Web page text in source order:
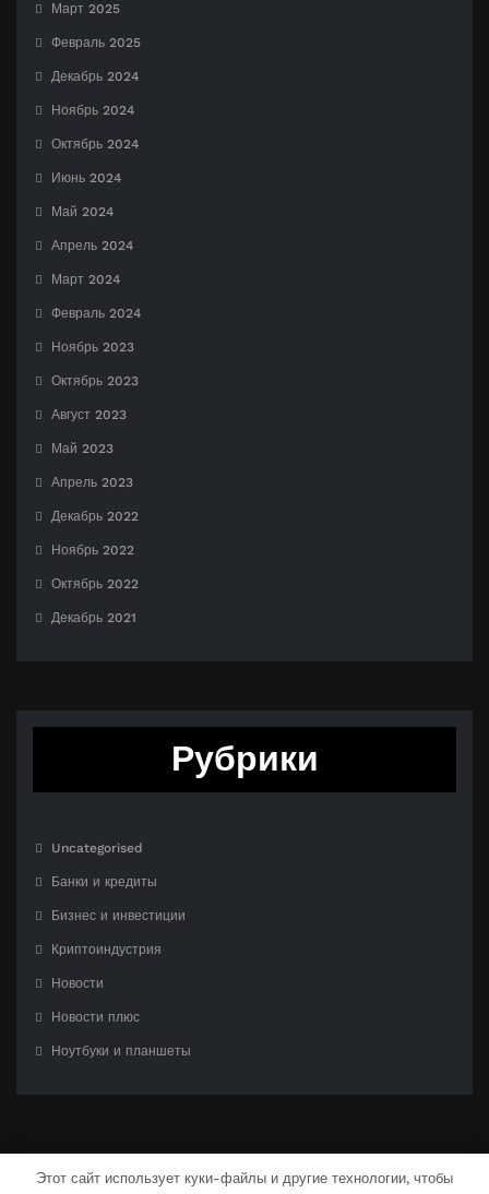
Март 2025
Февраль 2025
Декабрь 2024
Ноябрь 2024
Октябрь 2024
Июнь 2024
Май 2024
Апрель 2024
Март 2024
Февраль 2024
Ноябрь 2023
Октябрь 2023
Август 2023
Май 2023
Апрель 2023
Декабрь 2022
Ноябрь 2022
Октябрь 2022
Декабрь 2021
Рубрики
Uncategorised
Банки и кредиты
Бизнес и инвестиции
Криптоиндустрия
Новости
Новости плюс
Ноутбуки и планшеты
Этот сайт использует куки-файлы и другие технологии, чтобы